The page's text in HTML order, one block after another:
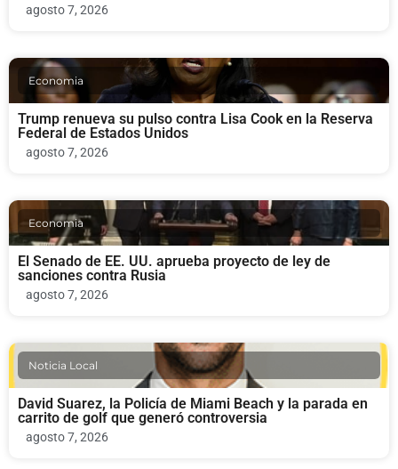
agosto 7, 2026
Economia
Trump renueva su pulso contra Lisa Cook en la Reserva
Federal de Estados Unidos
agosto 7, 2026
Economia
El Senado de EE. UU. aprueba proyecto de ley de
sanciones contra Rusia
agosto 7, 2026
Noticia Local
David Suarez, la Policía de Miami Beach y la parada en
carrito de golf que generó controversia
agosto 7, 2026